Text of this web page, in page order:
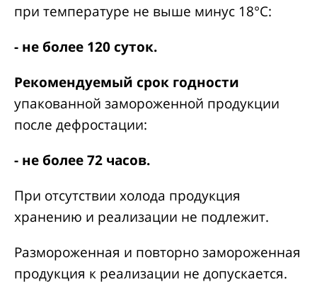
при температуре не выше минус 18°С:
- не более 120 суток.
Рекомендуемый срок годности
упакованной замороженной продукции
после дефростации:
- не более 72 часов.
При отсутствии холода продукция
хранению и реализации не подлежит.
Размороженная и повторно замороженная
продукция к реализации не допускается.